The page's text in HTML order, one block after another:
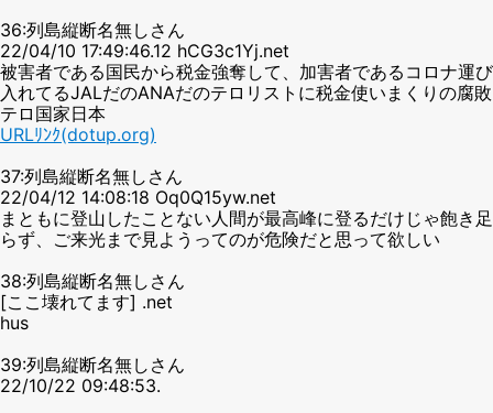
36:列島縦断名無しさん
22/04/10 17:49:46.12 hCG3c1Yj.net
被害者である国民から税金強奪して、加害者であるコロナ運び
入れてるJALだのANAだのテロリストに税金使いまくりの腐敗
テロ国家日本
URLﾘﾝｸ(dotup.org)
37:列島縦断名無しさん
22/04/12 14:08:18 Oq0Q15yw.net
まともに登山したことない人間が最高峰に登るだけじゃ飽き足
らず、ご来光まで見ようってのが危険だと思って欲しい
38:列島縦断名無しさん
[ここ壊れてます] .net
hus
39:列島縦断名無しさん
22/10/22 09:48:53.